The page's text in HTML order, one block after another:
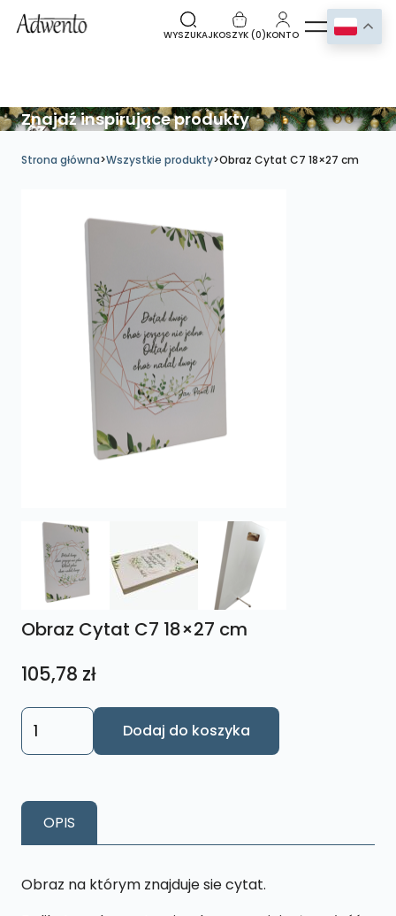
WYSZUKAJKOSZYK (0)KONTO
Znajdź inspirujące produkty
Strona główna>Wszystkie produkty>Obraz Cytat C7 18×27 cm
Obraz Cytat C7 18×27 cm
105,78 zł
ilość
Obraz
18x27
cm
Dodaj do koszyka
OPIS
Obraz na którym znajduje sie cytat.